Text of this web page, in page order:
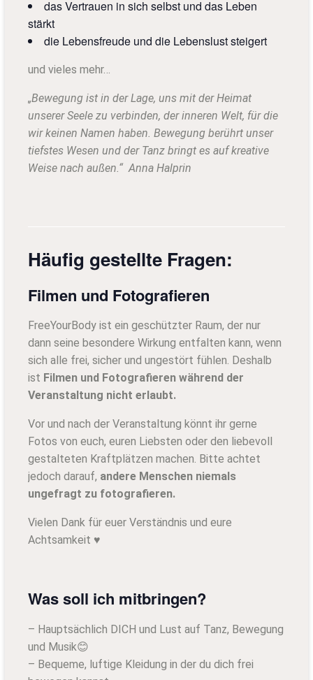
das Vertrauen in sich selbst und das Leben
stärkt
die Lebensfreude und die Lebenslust steigert
und vieles mehr…
„Bewegung ist in der Lage, uns mit der Heimat
unserer Seele zu verbinden, der inneren Welt, für die
wir keinen Namen haben. Bewegung berührt unser
tiefstes Wesen und der Tanz bringt es auf kreative
Weise nach außen.“ Anna Halprin
Häufig gestellte Fragen:
Filmen und Fotografieren
FreeYourBody ist ein geschützter Raum, der nur
dann seine besondere Wirkung entfalten kann, wenn
sich alle frei, sicher und ungestört fühlen. Deshalb
ist Filmen und Fotografieren während der
Veranstaltung nicht erlaubt.
Vor und nach der Veranstaltung könnt ihr gerne
Fotos von euch, euren Liebsten oder den liebevoll
gestalteten Kraftplätzen machen. Bitte achtet
jedoch darauf, andere Menschen niemals
ungefragt zu fotografieren.
Vielen Dank für euer Verständnis und eure
Achtsamkeit ♥
Was soll ich mitbringen?
– Hauptsächlich DICH und Lust auf Tanz, Bewegung
und Musik😊
– Bequeme, luftige Kleidung in der du dich frei